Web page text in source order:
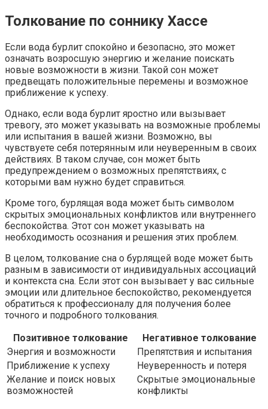
Толкование по соннику Хассе
Если вода бурлит спокойно и безопасно, это может
означать возросшую энергию и желание поискать
новые возможности в жизни. Такой сон может
предвещать положительные перемены и возможное
приближение к успеху.
Однако, если вода бурлит яростно или вызывает
тревогу, это может указывать на возможные проблемы
или испытания в вашей жизни. Возможно, вы
чувствуете себя потерянным или неуверенным в своих
действиях. В таком случае, сон может быть
предупреждением о возможных препятствиях, с
которыми вам нужно будет справиться.
Кроме того, бурлящая вода может быть символом
скрытых эмоциональных конфликтов или внутреннего
беспокойства. Этот сон может указывать на
необходимость осознания и решения этих проблем.
В целом, толкование сна о бурлящей воде может быть
разным в зависимости от индивидуальных ассоциаций
и контекста сна. Если этот сон вызывает у вас сильные
эмоции или длительное беспокойство, рекомендуется
обратиться к профессионалу для получения более
точного и подробного толкования.
Позитивное толкование
Негативное толкование
Энергия и возможности
Препятствия и испытания
Приближение к успеху
Неуверенность и потеря
Желание и поиск новых
возможностей
Скрытые эмоциональные
конфликты